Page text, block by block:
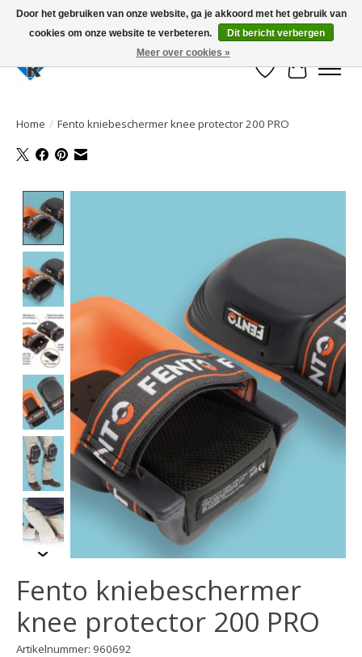
Large selection of products and fast shipping!
Verlanglijst
Home / Fento kniebeschermer knee protector 200 PRO
Fento kniebeschermer
knee protector 200 PRO
Artikelnummer: 960692
Door het gebruiken van onze website, ga je akkoord met het gebruik van
cookies om onze website te verbeteren.
Dit bericht verbergen
Meer over cookies »